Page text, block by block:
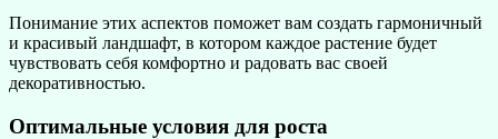
Понимание этих аспектов поможет вам создать гармоничный
и красивый ландшафт, в котором каждое растение будет
чувствовать себя комфортно и радовать вас своей
декоративностью.
Оптимальные условия для роста